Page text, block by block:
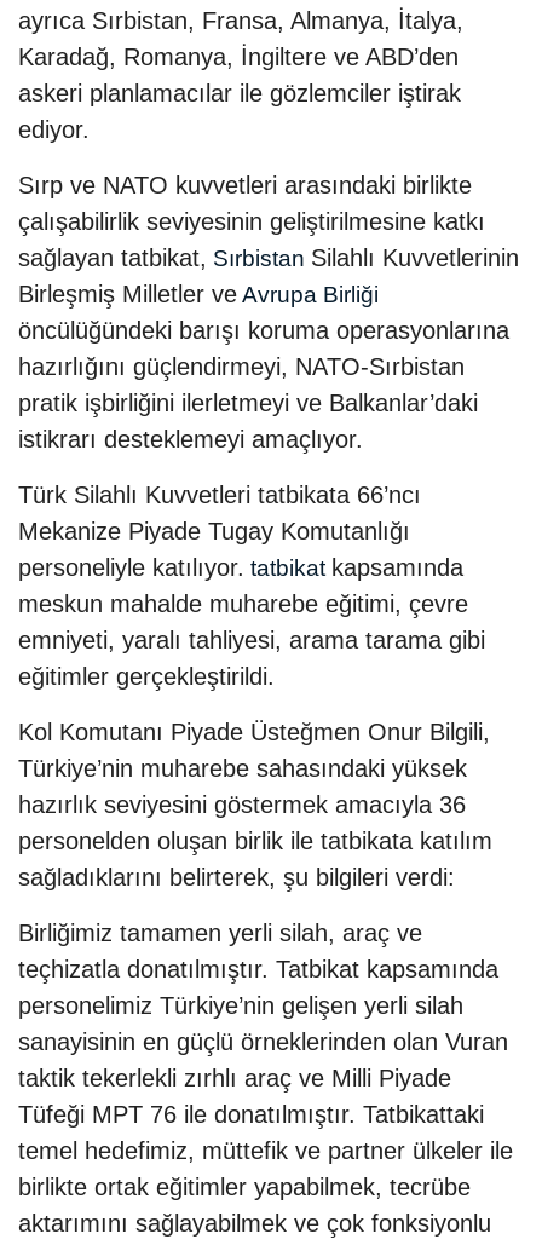
ayrıca Sırbistan, Fransa, Almanya, İtalya,
Karadağ, Romanya, İngiltere ve ABD’den
askeri planlamacılar ile gözlemciler iştirak
ediyor.
Sırp ve NATO kuvvetleri arasındaki birlikte
çalışabilirlik seviyesinin geliştirilmesine katkı
sağlayan tatbikat, Sırbistan Silahlı Kuvvetlerinin
Birleşmiş Milletler veAvrupa Birliği
öncülüğündeki barışı koruma operasyonlarına
hazırlığını güçlendirmeyi, NATO-Sırbistan
pratik işbirliğini ilerletmeyi ve Balkanlar’daki
istikrarı desteklemeyi amaçlıyor.
Türk Silahlı Kuvvetleri tatbikata 66’ncı
Mekanize Piyade Tugay Komutanlığı
personeliyle katılıyor. tatbikat kapsamında
meskun mahalde muharebe eğitimi, çevre
emniyeti, yaralı tahliyesi, arama tarama gibi
eğitimler gerçekleştirildi.
Kol Komutanı Piyade Üsteğmen Onur Bilgili,
Türkiye’nin muharebe sahasındaki yüksek
hazırlık seviyesini göstermek amacıyla 36
personelden oluşan birlik ile tatbikata katılım
sağladıklarını belirterek, şu bilgileri verdi:
Birliğimiz tamamen yerli silah, araç ve
teçhizatla donatılmıştır. Tatbikat kapsamında
personelimiz Türkiye’nin gelişen yerli silah
sanayisinin en güçlü örneklerinden olan Vuran
taktik tekerlekli zırhlı araç ve Milli Piyade
Tüfeği MPT 76 ile donatılmıştır. Tatbikattaki
temel hedefimiz, müttefik ve partner ülkeler ile
birlikte ortak eğitimler yapabilmek, tecrübe
aktarımını sağlayabilmek ve çok fonksiyonlu